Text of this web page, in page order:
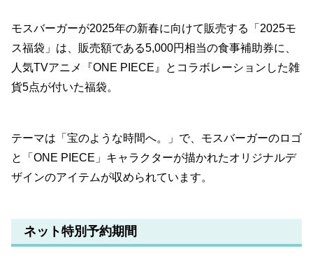
モスバーガーが2025年の新春に向けて販売する「2025モ
ス福袋」は、販売額である5,000円相当の食事補助券に、
人気TVアニメ『ONE PIECE』とコラボレーションした雑
貨5点が付いた福袋。
テーマは「宝のような時間へ。」で、モスバーガーのロゴ
と「ONE PIECE」キャラクターが描かれたオリジナルデ
ザインのアイテムが収められています。
ネット特別予約期間